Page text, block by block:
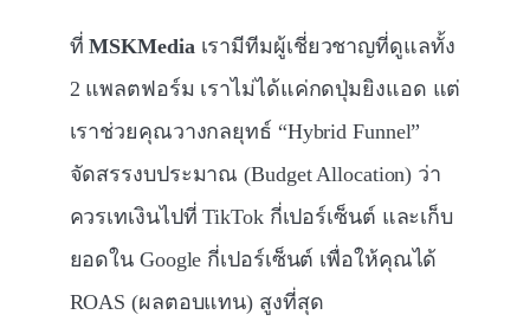
ที่MSKMedia เรามีทีมผู้เชี่ยวชาญที่ดูแลทั้ง
2 แพลตฟอร์ม เราไม่ได้แค่กดปุ่มยิงแอด แต่
เราช่วยคุณวางกลยุทธ์ “Hybrid Funnel”
จัดสรรงบประมาณ (Budget Allocation) ว่า
ควรเทเงินไปที่ TikTok กี่เปอร์เซ็นต์ และเก็บ
ยอดใน Google กี่เปอร์เซ็นต์ เพื่อให้คุณได้
ROAS (ผลตอบแทน) สูงที่สุด